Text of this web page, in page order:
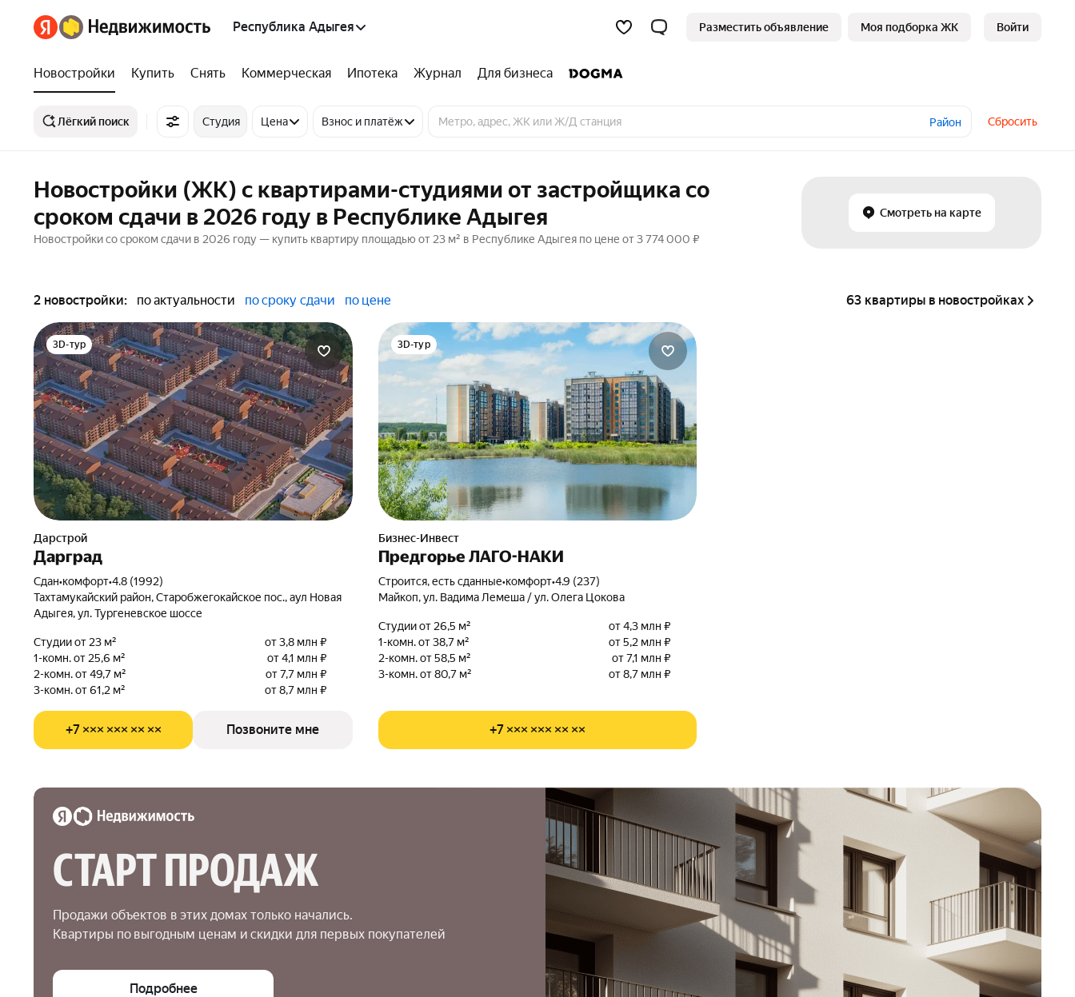
Республика Адыгея Разместить объявление Моя подборка ЖК Войти
Новостройки Купить Снять Коммерческая Ипотека Журнал Для бизнеса
Лёгкий поиск Студия Цена Взнос и платёж Район Сбросить
Новостройки (ЖК) с квартирами-студиями от застройщика со
сроком сдачи в 2026 году в Республике Адыгея
Новостройки со сроком сдачи в 2026 году — купить квартиру площадью от 23 м² в Республике Адыгея по цене от 3 774 000 ₽
Смотреть на карте
2 новостройки: по актуальности по сроку сдачи по цене 63 квартиры в новостройках
3D-тур
Дарстрой
Дарград
Сдан•комфорт•4.8 (1992)
Тахтамукайский район, Старобжегокайское пос., аул Новая
Адыгея, ул. Тургеневское шоссе
Студии от 23 м²
от 3,8 млн ₽
1-комн. от 25,6 м²
от 4,1 млн ₽
2-комн. от 49,7 м²
от 7,7 млн ₽
3-комн. от 61,2 м²
от 8,7 млн ₽
+7 ××× ××× ×× ×× Позвоните мне
3D-тур
Бизнес-Инвест
Предгорье ЛАГО-НАКИ
Строится, есть сданные•комфорт•4.9 (237)
Майкоп, ул. Вадима Лемеша / ул. Олега Цокова
Студии от 26,5 м²
от 4,3 млн ₽
1-комн. от 38,7 м²
от 5,2 млн ₽
2-комн. от 58,5 м²
от 7,1 млн ₽
3-комн. от 80,7 м²
от 8,7 млн ₽
+7 ××× ××× ×× ××
СТАРТ ПРОДАЖ
Продажи объектов в этих домах только начались.
Квартиры по выгодным ценам и скидки для первых покупателей
Подробнее